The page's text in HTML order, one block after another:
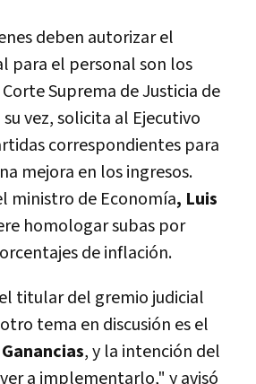
deben autorizar el
para el personal son los
Suprema de Justicia de
vez, solicita al Ejecutivo
correspondientes para
mejora en los ingresos.
ministro de Economía, Luis
homologar subas por
de inflación.
titular del gremio judicial
tema en discusión es el
, y la intención del
a implementarlo," y avisó